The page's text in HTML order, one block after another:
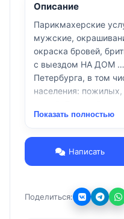
Описание
Парикмахерские
мужские,
окраска бровей,
с выездом НА ДОМ …
Петербурга, в том
населения:
район СПб в
Показать полностью
Написать
Поделиться: